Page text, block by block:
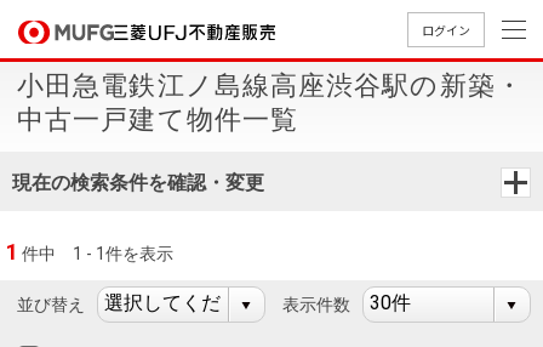
ログイン
買いたいTOP
売りたいTOP
店舗案内TOP
会社情報TOP
採用情報TOP
買いたい
売りたい
店舗案内
会社情報
小田急電鉄江ノ島線高座渋谷駅の新築・
中古一戸建て物件一覧
現在の検索条件を確認・変更
1 件中 1 - 1件を表示
並び替え 表示件数